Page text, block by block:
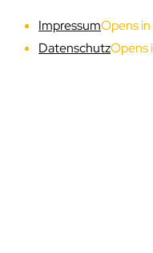
ImpressumOpens
DatenschutzOpens